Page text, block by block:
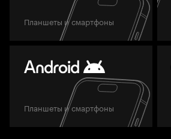
Планшеты и смартфоны
Планшеты и смартфоны